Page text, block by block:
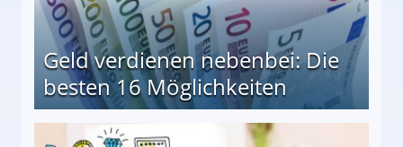
Geld verdienen nebenbei: Die
besten 16 Möglichkeiten